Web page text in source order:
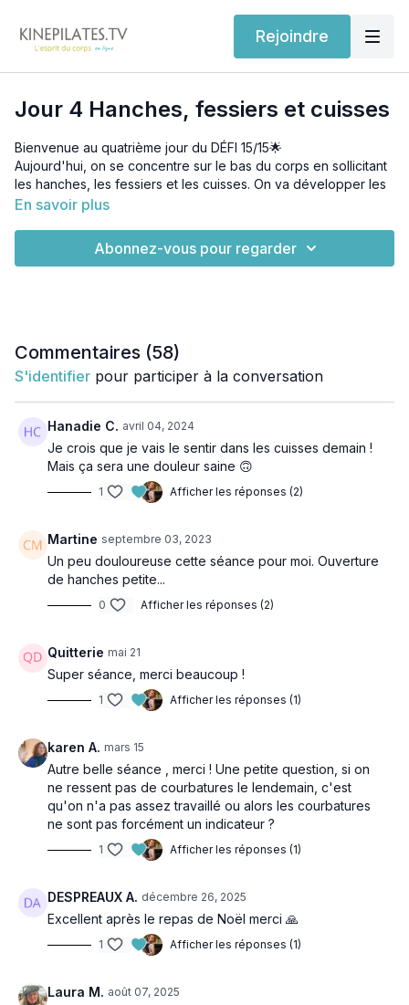
Rejoindre
Jour 4 Hanches, fessiers et cuisses
Bienvenue au quatrième jour du DÉFI 15/15🌟
Aujourd'hui, on se concentre sur le bas du corps en sollicitant
les hanches, les fessiers et les cuisses. On va développer les
muscles mais aussi améliorer la mobilité articulaire au niveau
Où trouver les élastiques Loop⁉️
En savoir plus
Abonnez-vous pour regarder
Commentaires (58)
S'identifier pour participer à la conversation
Hanadie C. avril 04, 2024
Je crois que je vais le sentir dans les cuisses demain !
Mais ça sera une douleur saine 🙃
1 Afficher les réponses (2)
Martine septembre 03, 2023
Un peu douloureuse cette séance pour moi. Ouverture
de hanches petite...
0 Afficher les réponses (2)
Quitterie mai 21
Super séance, merci beaucoup !
1 Afficher les réponses (1)
karen A. mars 15
Autre belle séance , merci ! Une petite question, si on
ne ressent pas de courbatures le lendemain, c'est
qu'on n'a pas assez travaillé ou alors les courbatures
ne sont pas forcément un indicateur ?
1 Afficher les réponses (1)
DESPREAUX A. décembre 26, 2025
Excellent après le repas de Noël merci 🙏
1 Afficher les réponses (1)
Laura M. août 07, 2025